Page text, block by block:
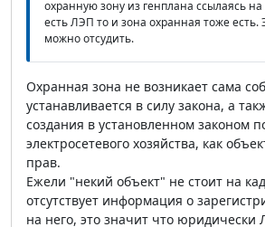
охранную зону из генплана ссылаясь
есть ЛЭП то и зона охранная тоже есть.
можно отсудить.
Охранная зона не возникает сама
устанавливается в силу закона, а
создания в установленном законом
электросетевого хозяйства, как
прав.
Ежели "некий объект" не стоит на
отсутствует информация о
на него, это значит что юридически